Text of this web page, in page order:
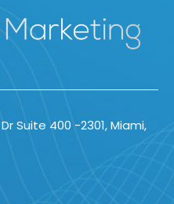
Suite 400 -2301, Miami,